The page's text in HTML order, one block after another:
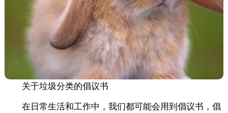
关于垃圾分类的倡议书
在日常生活和工作中，我们都可能会用到倡议书，倡